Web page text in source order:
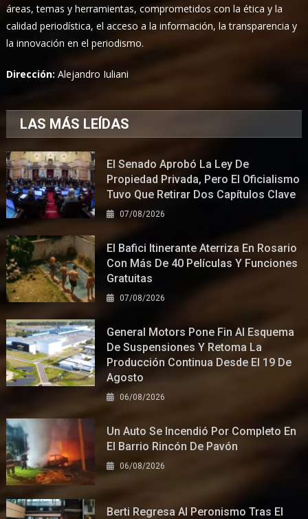
áreas, temas y herramientas, comprometidos con la ética y la
calidad periodística, el acceso a la información, la transparencia y
la innovación en el periodismo.
Dirección:Alejandro Iuliani
LAS MÁS LEÍDAS
El Senado Aprobó La Ley De
Propiedad Privada, Pero El Oficialismo
Tuvo Que Retirar Dos Capítulos Clave
07/08/2026
El Bafici Itinerante Aterriza En Rosario
Con Más De 40 Películas Y Funciones
Gratuitas
07/08/2026
General Motors Pone Fin Al Esquema
De Suspensiones Y Retoma La
Producción Continua Desde El 19 De
Agosto
06/08/2026
Un Auto Se Incendió Por Completo En
El Barrio Rincón De Pavón
06/08/2026
Berti Regresa Al Peronismo Tras El